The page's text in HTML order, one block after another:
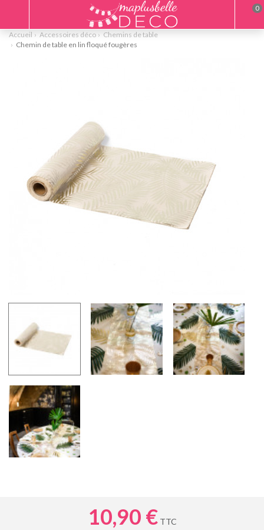
Accueil Accessoires déco
Chemins de table
Chemin de table en lin floqué fougères
10,90 €TTC
0